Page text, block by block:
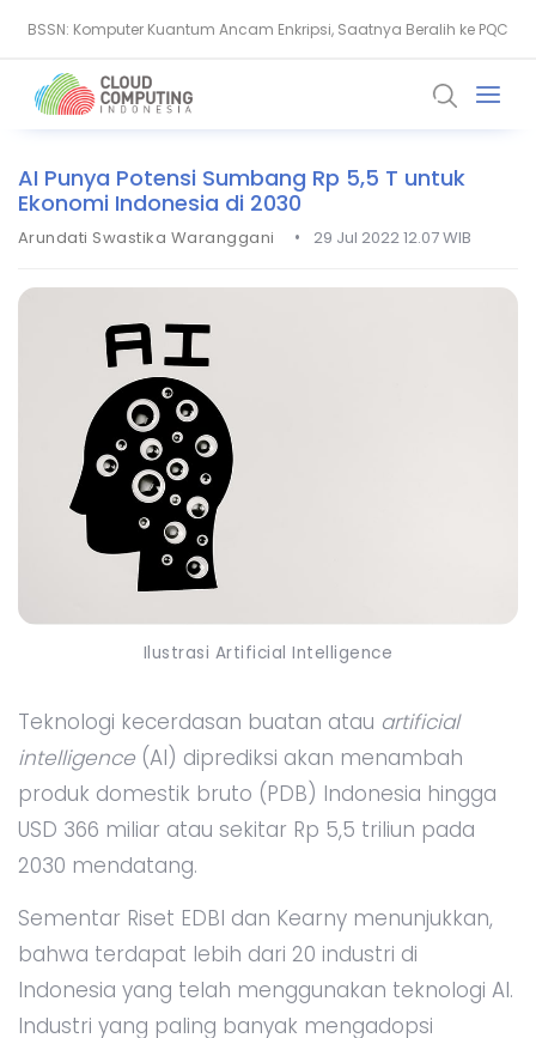
BSSN: Komputer Kuantum Ancam Enkripsi, Saatnya Beralih ke PQC
Serangan Siber Terkoordinasi Ganggu Layanan Air di Minnesota
AI Punya Potensi Sumbang Rp 5,5 T untuk
Ekonomi Indonesia di 2030
Arundati Swastika Waranggani • 29 Jul 2022 12.07 WIB
Ilustrasi Artificial Intelligence
Teknologi kecerdasan buatan atau artificial
intelligence (AI) diprediksi akan menambah
produk domestik bruto (PDB) Indonesia hingga
USD 366 miliar atau sekitar Rp 5,5 triliun pada
2030 mendatang.
Sementar Riset EDBI dan Kearny menunjukkan,
bahwa terdapat lebih dari 20 industri di
Indonesia yang telah menggunakan teknologi AI.
Industri yang paling banyak mengadopsi